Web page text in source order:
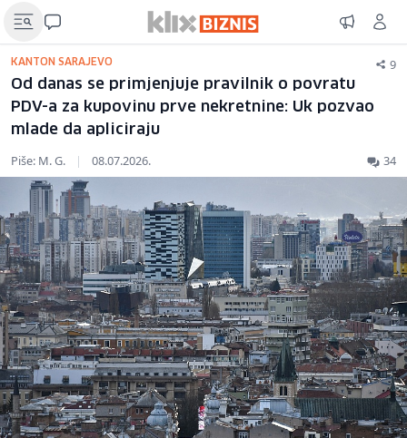
KANTON SARAJEVO 9
Od danas se primjenjuje pravilnik o povratu
PDV-a za kupovinu prve nekretnine: Uk pozvao
mlade da apliciraju
Piše: M. G. | 08.07.2026. 34